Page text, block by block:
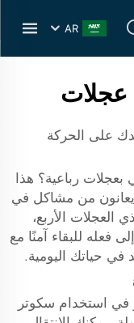
AR
عجلات
على الحركة
رباعية؟ هذا
من مشاكل في
العجلات الأربع،
فعله للبقاء آمنًا مع
في حياتك اليومية.
في استخدام سكوتر